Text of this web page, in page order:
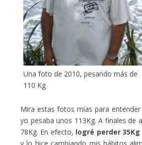
Una foto de 2010, pesando más de
110 Kg
Mira estas fotos mías para
yo pesaba unos 113Kg. A finales
78Kg. En efecto, logré perder